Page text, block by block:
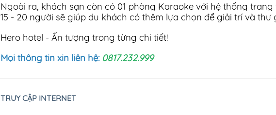
Ngoài ra, khách sạn còn có 01 phòng Karaoke với hệ thống
15 - 20 người sẽ giúp du khách có thêm lựa chọn để giải trí và thư
Hero hotel - Ấn tượng trong từng chi tiết!
Mọi thông tin xin liên hệ: 0817.232.999
TRUY CẬP INTERNET